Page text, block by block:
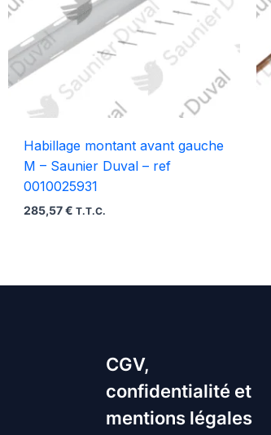
Habillage montant avant gauche
M – Saunier Duval – ref
0010025931
285,57€ T.T.C.
CGV,
confidentialité et
mentions légales